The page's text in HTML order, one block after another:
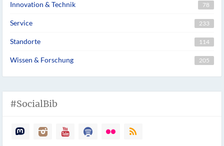
Innovation & Technik 78
Service 233
Standorte 114
Wissen & Forschung 205
#SocialBib